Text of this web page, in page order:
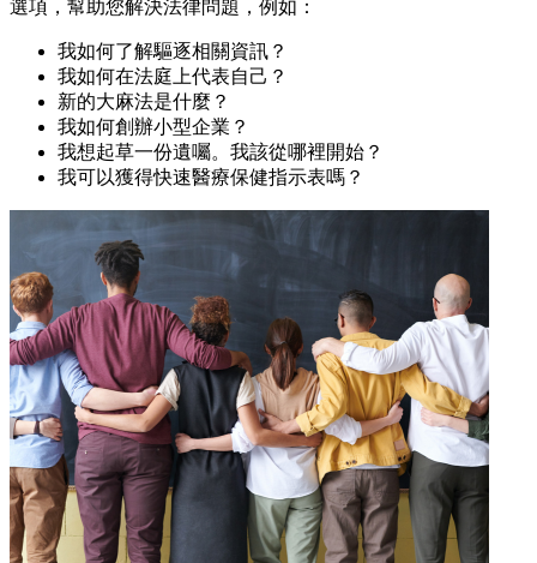
選項，幫助您解決法律問題，例如：
我如何了解驅逐相關資訊？
我如何在法庭上代表自己？
新的大麻法是什麼？
我如何創辦小型企業？
我想起草一份遺囑。我該從哪裡開始？
我可以獲得快速醫療保健指示表嗎？